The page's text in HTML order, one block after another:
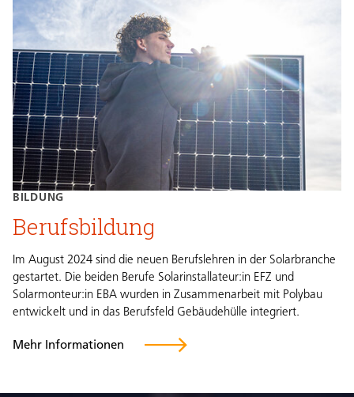
BILDUNG
Berufsbildung
Im August 2024 sind die neuen Berufslehren in der Solarbranche
gestartet. Die beiden Berufe Solarinstallateur:in EFZ und
Solarmonteur:in EBA wurden in Zusammenarbeit mit Polybau
entwickelt und in das Berufsfeld Gebäudehülle integriert.
Mehr Informationen